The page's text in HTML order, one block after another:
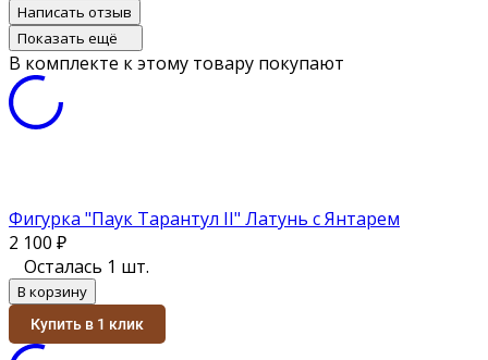
Написать отзыв
Показать ещё
В комплекте к этому товару покупают
Фигурка "Паук Тарантул II" Латунь с Янтарем
2 100 ₽
Осталась 1 шт.
В корзину
Купить в 1 клик